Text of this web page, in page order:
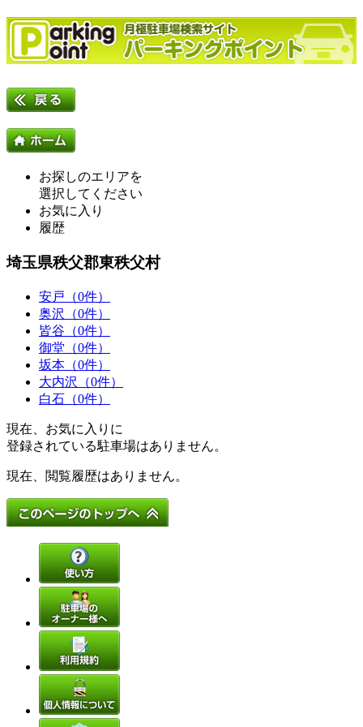
お探しのエリアを
選択してください
お気に入り
履歴
埼玉県秩父郡東秩父村
安戸（0件）
奥沢（0件）
皆谷（0件）
御堂（0件）
坂本（0件）
大内沢（0件）
白石（0件）
現在、お気に入りに
登録されている駐車場はありません。
現在、閲覧履歴はありません。